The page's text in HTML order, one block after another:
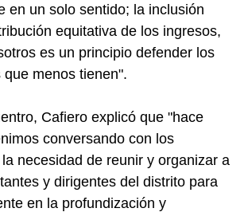
en un solo sentido; la inclusión
equitativa de los ingresos,
es un principio defender los
menos tienen".
Cafiero explicó que "hace
conversando con los
necesidad de reunir y organizar a
y dirigentes del distrito para
en la profundización y